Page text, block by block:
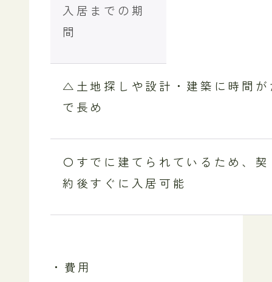
入居までの期
間
△土地探しや設計・建築に時間
で長め
〇すでに建てられているため、契
約後すぐに入居可能
・費用